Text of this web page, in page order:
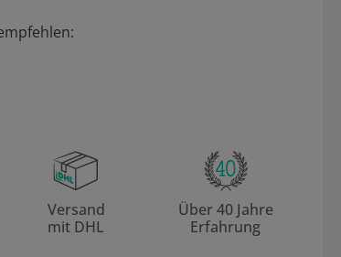
Versand
mit DHL
Über 40 Jahre
Erfahrung